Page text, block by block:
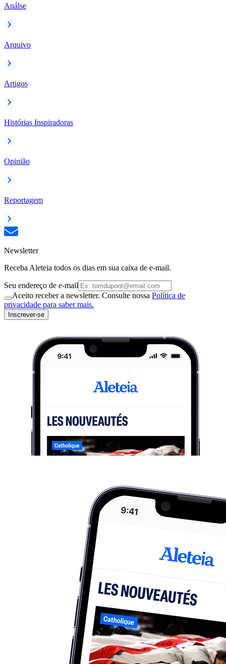
Análse
Arquivo
Artigos
Histórias Inspiradoras
Opinião
Reportagem
Newsletter
Receba Aleteia todos os dias em sua caixa de e-mail.
Seu endereço de e-mail
Aceito receber a newsletter. Consulte nossa Política de
privacidade para saber mais.
Inscrever-se